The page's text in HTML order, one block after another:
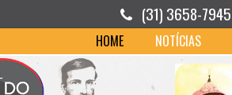
(31) 3658-7945
HOME NOTÍCIAS